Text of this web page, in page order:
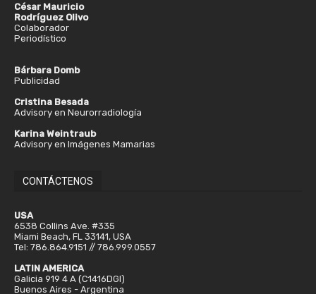
César Mauricio
Rodríguez Olivo
Colaborador
Periodístico
Bárbara Domb
Publicidad
Cristina Besada
Advisory en Neurorradiología
Karina Weintraub
Advisory en Imágenes Mamarias
CONTÁCTENOS
USA
6538 Collins Ave. #335
Miami Beach, FL 33141, USA
Tel: 786.864.9151 // 786.999.0557
LATIN AMERICA
Galicia 919 4 A (C1416DGI)
Buenos Aires - Argentina